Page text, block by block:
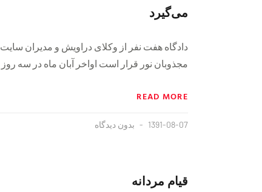
می‌گیرد
دادگاه هفت نفر از وکلای دراویش و مدیران سایت
مجذوبان نور قرار است اواخر آبان ماه در سه روز
READ MORE
1391-08-07 بدون دیدگاه
قیام مردانه